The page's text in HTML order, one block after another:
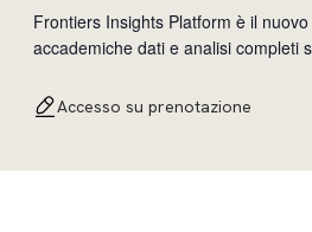
Frontiers Insights Platform è il
accademiche dati e analisi completi sul
interfaccia tra istituzioni accademiche
Accesso su prenotazione